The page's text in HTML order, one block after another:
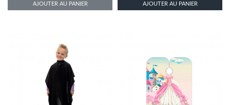
AJOUTER AU PANIER AJOUTER AU PANIER